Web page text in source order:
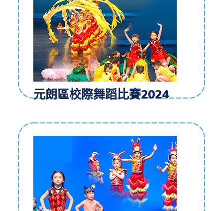
元朗區校際舞蹈比賽2024